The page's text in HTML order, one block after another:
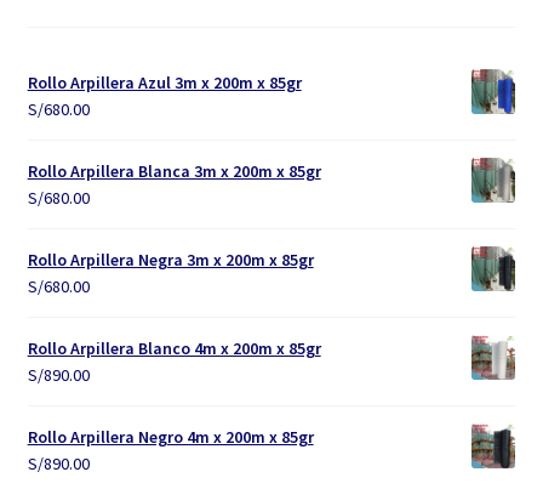
Rollo Arpillera Azul 3m x 200m x 85gr
S/680.00
Rollo Arpillera Blanca 3m x 200m x 85gr
S/680.00
Rollo Arpillera Negra 3m x 200m x 85gr
S/680.00
Rollo Arpillera Blanco 4m x 200m x 85gr
S/890.00
Rollo Arpillera Negro 4m x 200m x 85gr
S/890.00